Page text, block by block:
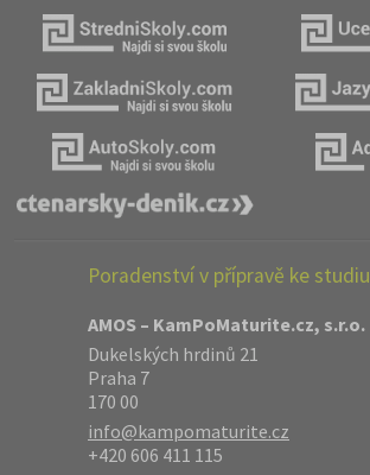
Poradenství v přípravě ke studiu
AMOS – KamPoMaturite.cz, s.r.o.
Dukelských hrdinů 21
Praha 7
170 00
info@kampomaturite.cz
+420 606 411 115